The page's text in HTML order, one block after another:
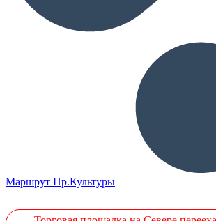
Маршрут Пр.Культуры